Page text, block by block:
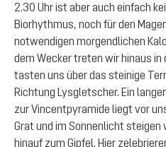
2.30 Uhr ist aber auch einfach
Biorhythmus, noch für den
notwendigen morgendlichen
dem Wecker treten wir hinaus in
tasten uns über das steinige
Richtung Lysgletscher. Ein
zur Vincentpyramide liegt vor
Grat und im Sonnenlicht steigen
hinauf zum Gipfel. Hier